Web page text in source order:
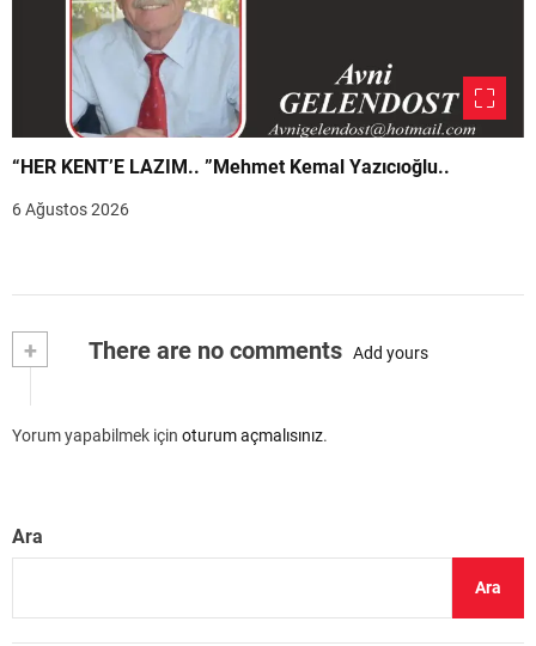
“HER KENT’E LAZIM.. ”Mehmet Kemal Yazıcıoğlu..
6 Ağustos 2026
+ There are no comments Add yours
Yorum yapabilmek için oturum açmalısınız.
Ara
Ara